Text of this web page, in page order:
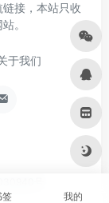
签 我的
接，本站只收
。
于我们